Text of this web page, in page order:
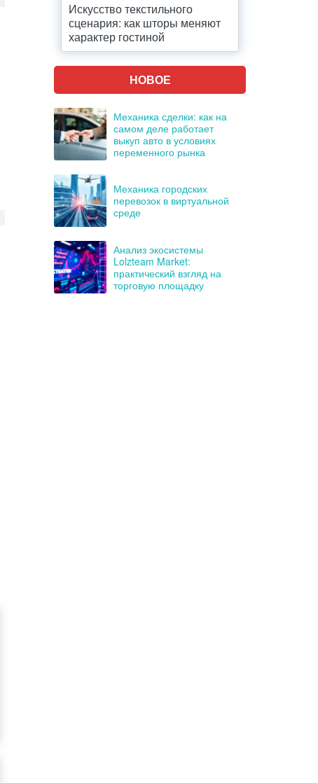
Искусство текстильного
сценария: как шторы меняют
характер гостиной
НОВОЕ
Механика сделки: как на
самом деле работает
выкуп авто в условиях
переменного рынка
Механика городских
перевозок в виртуальной
среде
Анализ экосистемы
Lolzteam Market:
практический взгляд на
торговую площадку